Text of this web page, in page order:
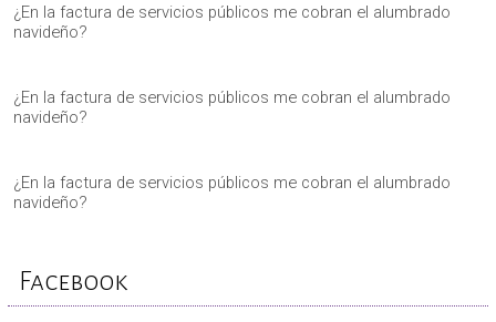
¿En la factura de servicios públicos me cobran el alumbrado
navideño?
¿En la factura de servicios públicos me cobran el alumbrado
navideño?
¿En la factura de servicios públicos me cobran el alumbrado
navideño?
Facebook